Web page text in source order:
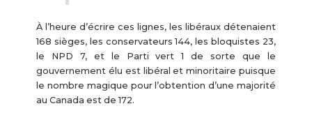
À l’heure d’écrire ces lignes, les libéraux détenaient
168 sièges, les conservateurs 144, les bloquistes 23,
le NPD 7, et le Parti vert 1 de sorte que le
gouvernement élu est libéral et minoritaire puisque
le nombre magique pour l’obtention d’une majorité
au Canada est de 172.